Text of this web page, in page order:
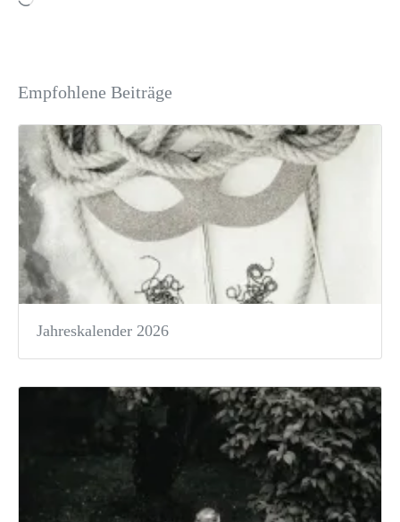
Empfohlene Beiträge
Jahreskalender 2026